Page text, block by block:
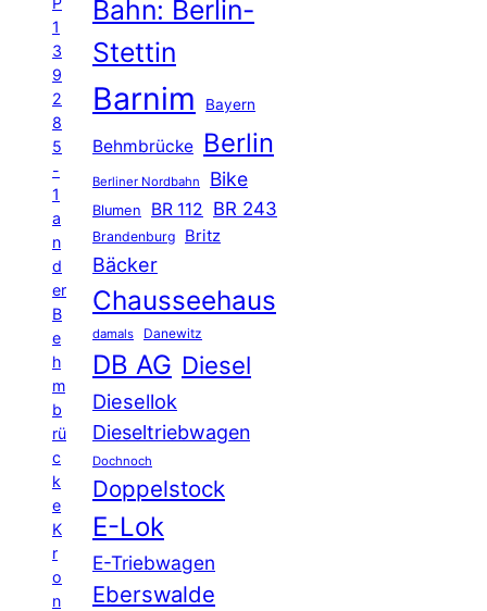
1
3
9
2
8
5
-
1
a
n
d
er
B
e
h
m
b
rü
c
k
e
K
r
o
n
Bahn: Berlin-
Stettin
Barnim Bayern
Behmbrücke Berlin
Berliner Nordbahn Bike
Blumen BR 112 BR 243
Brandenburg Britz
Bäcker
Chausseehaus
damals Danewitz
DB AG Diesel
Diesellok
Dieseltriebwagen
Dochnoch
Doppelstock
E-Lok
E-Triebwagen
Eberswalde